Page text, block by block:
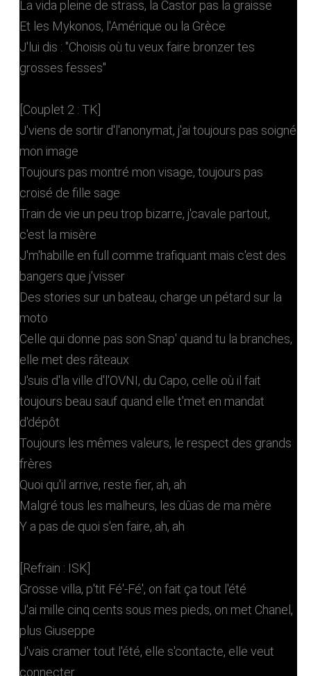
La vida pleine de strass, la Castor pas la graisse
Et les Mykonos, l'Amérique ou la Grèce
J'lui dis : "Choisis où tu veux faire bronzer tes
grosses fesses"
[Couplet 2 : TK]
J'viens de sortir d'l'anonymat, j'ai toujours pas soigné
mon image
Toujours pas montré mon visage, toujours pas
croisé de fille sage
Train de vie un peu trop bizarre, j'cavale partout,
c'est la misère
J'm'habille en full comme trafiquant mais c'est des
bangers que j'visser
Des stories sur un bateau, charge un pétard sur la
moto
Celle qui donne pas son Snap' quand tu la branches,
elle met des râteaux
J'suis d'la ville d'l'OVNI, du Capo, celle où il fait
toujours beau sauf quand elle t'met en mandat
d'dépôt
Toujours les mêmes valeurs, le respect des grands
frères
Quoi qu'il arrive, reste fier, ah, ah
Malgré tous les malheurs, les dûas de ma mère
Y a pas de quoi s'en faire, ah, ah
[Refrain : ISK]
Grosse villa, p'tit Fé'-Fé', on fait ça tout l'été
J'ai mille cinq cents sous mes pieds, on met Chanel,
plus Giuseppe
J'vais cramer tout l'été, elle s'contacte, elle veut
connecter